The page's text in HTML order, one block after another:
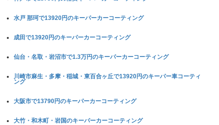
水戸 那珂で13920円のキーパーカーコーティング
成田で13920円のキーパーカーコーティング
仙台・名取・岩沼市で1.3万円のキーパーカーコーティング
川崎市麻生・多摩・稲城・東百合ヶ丘で13920円のキーパー車コーティ
ング
大阪市で13790円のキーパーカーコーティング
大竹・和木町・岩国のキーパーカーコーティング